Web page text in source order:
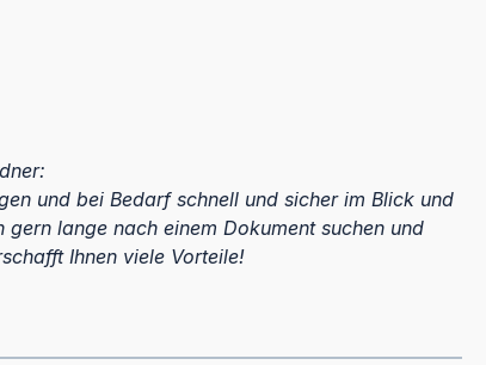
und bei Bedarf schnell und sicher im Blick und
lange nach einem Dokument suchen und
Ihnen viele Vorteile!